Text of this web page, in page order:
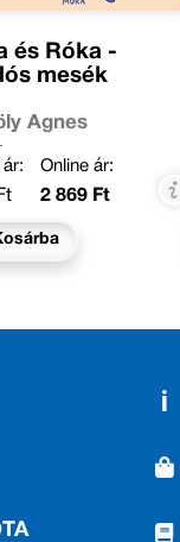
és Róka -
mesék
Ágnes
ár:
Online ár:
2 869 Ft